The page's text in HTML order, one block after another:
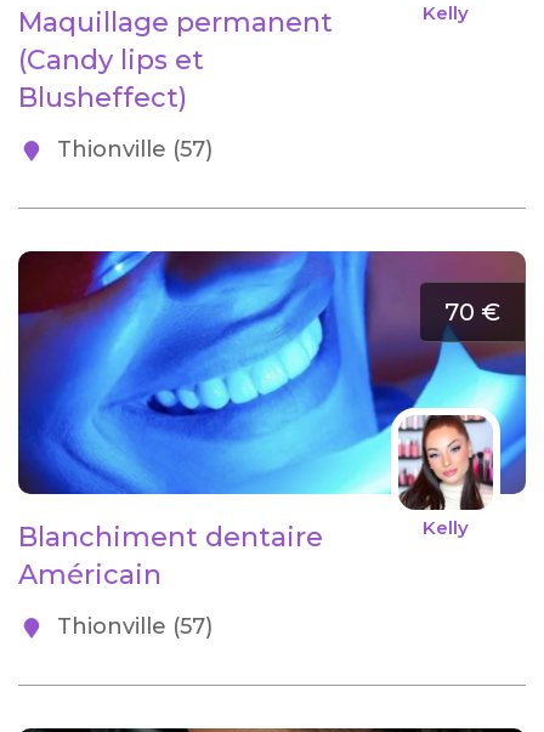
Kelly
Maquillage permanent
(Candy lips et
Blusheffect)
Thionville (57)
70 €
Kelly
Blanchiment dentaire
Américain
Thionville (57)